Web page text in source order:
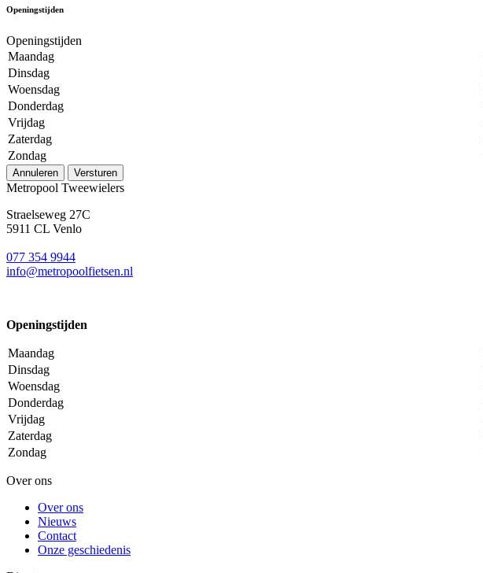
Openingstijden
Openingstijden
Maandag
Dinsdag
Woensdag
Donderdag
Vrijdag
Zaterdag
Zondag
Annuleren Versturen
Metropool Tweewielers
Straelseweg 27C
5911 CL Venlo
077 354 9944
info@metropoolfietsen.nl
Openingstijden
Maandag
Dinsdag
Woensdag
Donderdag
Vrijdag
Zaterdag
Zondag
Over ons
Over ons
Nieuws
Contact
Onze geschiedenis